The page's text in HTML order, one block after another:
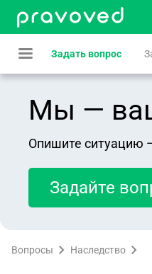
Задать вопрос
Мы — ваш
Опишите ситуацию
Задайте
Вопросы Наследство